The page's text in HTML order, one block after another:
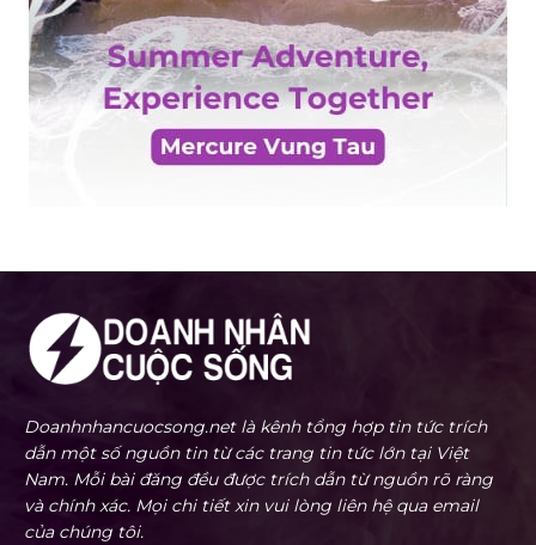
Doanhnhancuocsong.net là kênh tổng hợp tin tức trích
dẫn một số nguồn tin từ các trang tin tức lớn tại Việt
Nam. Mỗi bài đăng đều được trích dẫn từ nguồn rõ ràng
và chính xác. Mọi chi tiết xin vui lòng liên hệ qua email
của chúng tôi.